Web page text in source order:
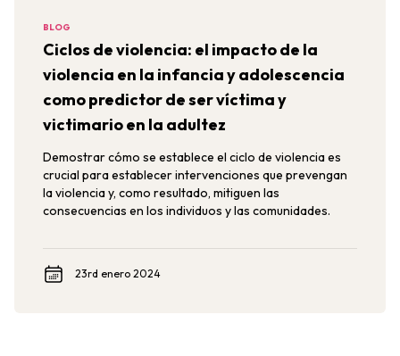
BLOG
Ciclos de violencia: el impacto de la
violencia en la infancia y adolescencia
como predictor de ser víctima y
victimario en la adultez
Demostrar cómo se establece el ciclo de violencia es
crucial para establecer intervenciones que prevengan
la violencia y, como resultado, mitiguen las
consecuencias en los individuos y las comunidades.
23rd enero 2024